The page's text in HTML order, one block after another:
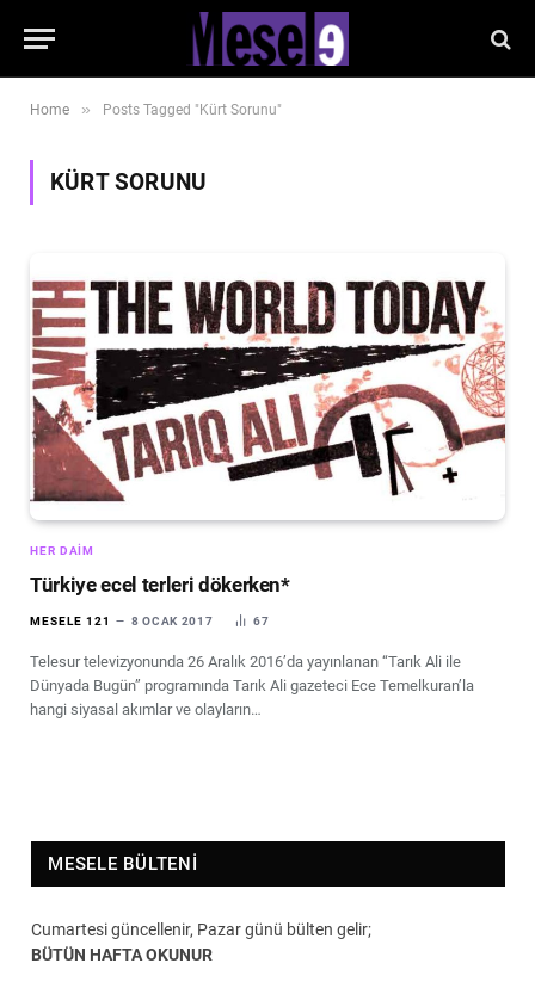
Home » Posts Tagged "Kürt Sorunu"
KÜRT SORUNU
HER DAIM
Türkiye ecel terleri dökerken*
MESELE 121 8 OCAK 2017 67
Telesur televizyonunda 26 Aralık 2016’da yayınlanan “Tarık Ali ile
Dünyada Bugün” programında Tarık Ali gazeteci Ece Temelkuran’la
hangi siyasal akımlar ve olayların…
MESELE BÜLTENI
Cumartesi güncellenir, Pazar günü bülten gelir;
BÜTÜN HAFTA OKUNUR